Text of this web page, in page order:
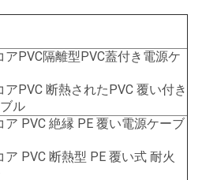
アPVC隔離型PVC蓋付き電源ケ
アPVC 断熱されたPVC 覆い付き
ル
ア PVC 絶縁 PE 覆い電源ケーブ
ア PVC 断熱型 PE 覆い式 耐火